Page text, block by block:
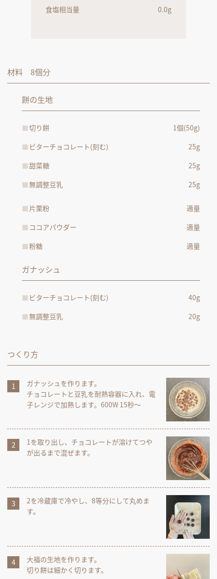
食塩相当量
0.0g
材料 8個分
餅の生地
切り餅
1個(50g)
ビターチョコレート(刻む)
25g
甜菜糖
25g
無調整豆乳
25g
片栗粉
適量
ココアパウダー
適量
粉糖
適量
ガナッシュ
ビターチョコレート(刻む)
40g
無調整豆乳
20g
つくり方
ガナッシュを作ります。
チョコレートと豆乳を耐熱容器に入れ、電
子レンジで加熱します。600W 15秒～
1を取り出し、チョコレートが溶けてつや
が出るまで混ぜます。
2を冷蔵庫で冷やし、8等分にして丸めま
す。
大福の生地を作ります。
切り餅は細かく切ります。